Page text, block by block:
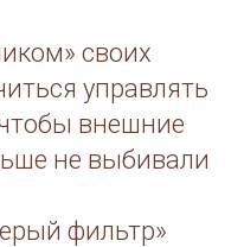
своих
управлять
внешние
не выбивали
фильтр»